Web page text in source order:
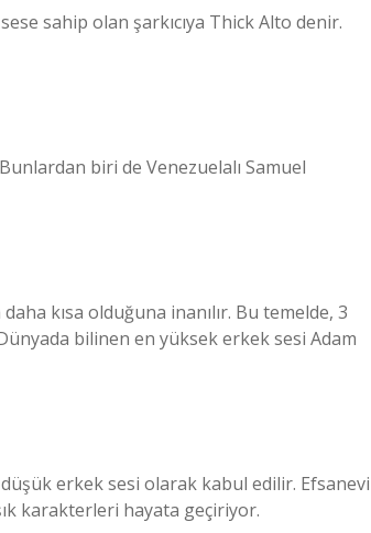
sahip olan şarkıcıya Thick Alto denir.
biri de Venezuelalı Samuel
kısa olduğuna inanılır. Bu temelde, 3
bilinen en yüksek erkek sesi Adam
erkek sesi olarak kabul edilir. Efsanevi
karakterleri hayata geçiriyor.